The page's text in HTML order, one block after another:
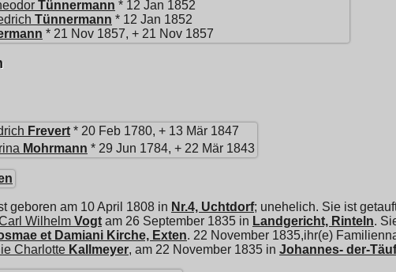
Tünnermann * 12 Jan 1852
Tünnermann * 12 Jan 1852
* 21 Nov 1857, + 21 Nov 1857
Frevert * 20 Feb 1780, + 13 Mär 1847
Mohrmann * 29 Jun 1784, + 22 Mär 1843
geboren am 10 April 1808 in Nr.4, Uchtdorf; unehelich. Sie ist
Wilhelm Vogt am 26 September 1835 in Landgericht, Rinteln.
et Damiani Kirche, Exten. 22 November 1835,ihr(e)
Charlotte Kallmeyer, am 22 November 1835 in Johannes- der-